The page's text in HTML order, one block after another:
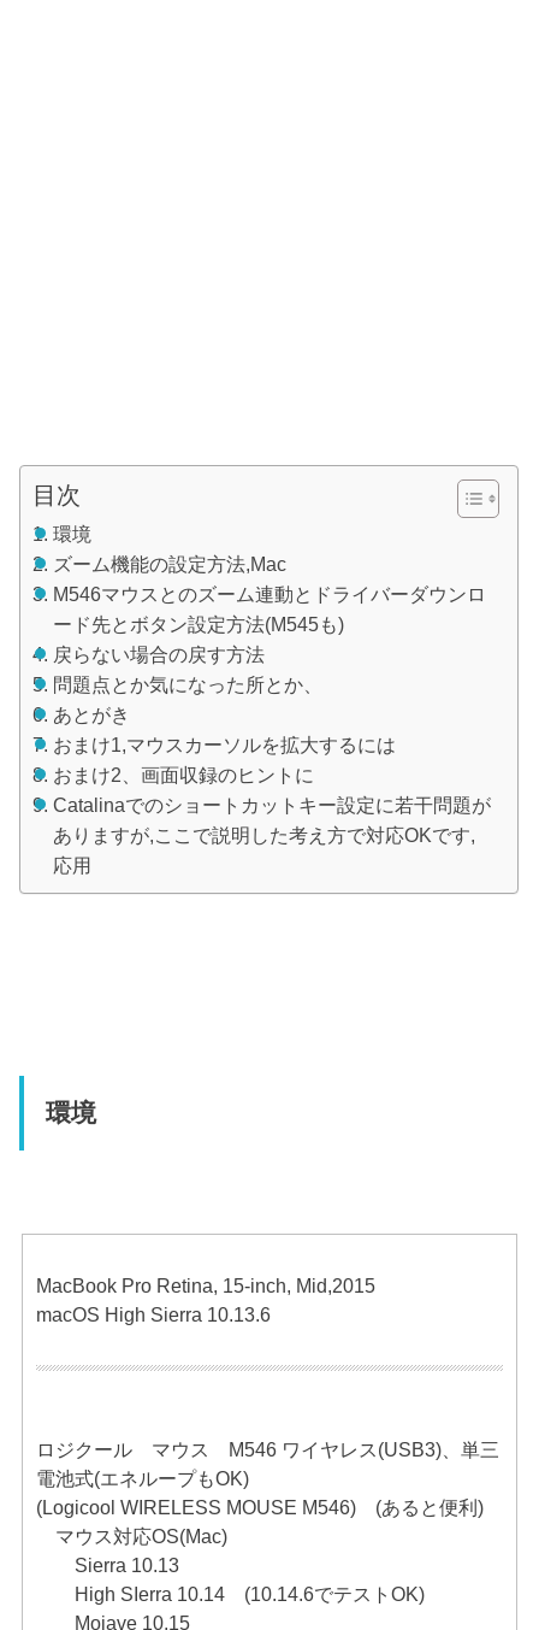
目次
環境
ズーム機能の設定方法,Mac
M546マウスとのズーム連動とドライバーダウンロ
ード先とボタン設定方法(M545も)
戻らない場合の戻す方法
問題点とか気になった所とか、
あとがき
おまけ1,マウスカーソルを拡大するには
おまけ2、画面収録のヒントに
Catalinaでのショートカットキー設定に若干問題が
ありますが,ここで説明した考え方で対応OKです,
応用
環境
MacBook Pro Retina, 15-inch, Mid,2015
macOS High Sierra 10.13.6
ロジクール マウス M546 ワイヤレス(USB3)、単三
電池式(エネループもOK)
(Logicool WIRELESS MOUSE M546) (あると便利)
マウス対応OS(Mac)
Sierra 10.13
High SIerra 10.14 (10.14.6でテストOK)
Mojave 10.15